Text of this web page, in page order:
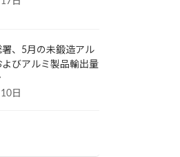
署、5月の未鍛造アル
よびアルミ製品輸出量
日